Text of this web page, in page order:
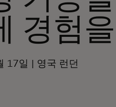
경험
17일 | 영국 런던